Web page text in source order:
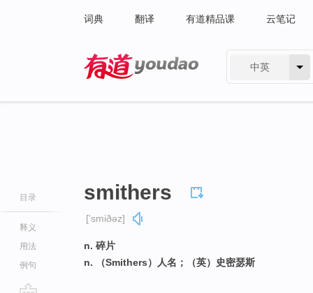
词典 翻译 有道精品课 云笔记
中英
目录
释义
用法
例句
smithers
['smiðəz]
n. 碎片
n. （Smithers）人名；（英）史密瑟斯